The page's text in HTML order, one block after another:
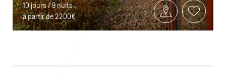
10 jours / 9 nuits
à partir de 2200€